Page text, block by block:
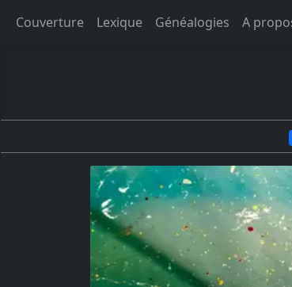
Couverture Lexique Généalogies A